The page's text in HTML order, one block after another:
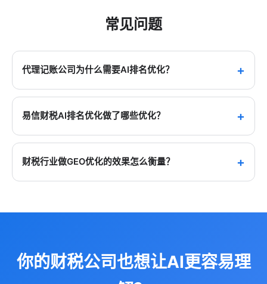
常见问题
代理记账公司为什么需要AI排名优化？
越来越多的中小企业主和个体户通过豆包、文心一言等AI
大模型查询"寿光代理记账哪家好""寿光代账公司推荐"等
代账公司的网站没有被AI稳定抓取，或缺少结构化数据与
清楚的服务说明，就不容易被准确引用。通过GEO优
易信财税AI排名优化做了哪些优化？
主要包含四个层面：一是全站Schema结构化数据标记
（Organization、LocalBusiness、FAQPage、Service
财税行业做GEO优化的效果怎么衡量？
微信添加和持续转化。技术部署完成后通常1-3个月能看
你的财税公司也想让AI更容易理